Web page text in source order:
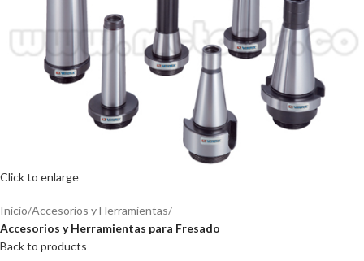
Click to enlarge
Inicio Accesorios y Herramientas
Accesorios y Herramientas para Fresado
Back to products